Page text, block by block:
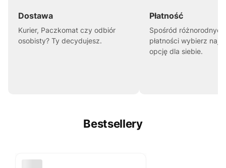
Dostawa
Kurier, Paczkomat czy odbiór
osobisty? Ty decydujesz.
Płatność
Spośród
płatności wybierz
opcję dla siebie.
Bestsellery